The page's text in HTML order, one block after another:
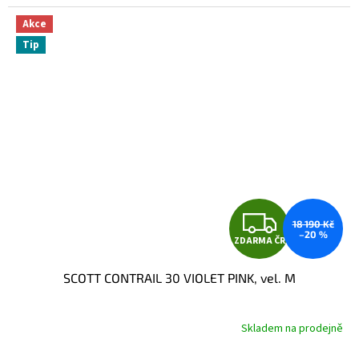
Akce
Tip
Z
D
A
R
ZDARMA ČR
18 190 Kč
–20 %
SCOTT CONTRAIL 30 VIOLET PINK, vel. M
Skladem na prodejně